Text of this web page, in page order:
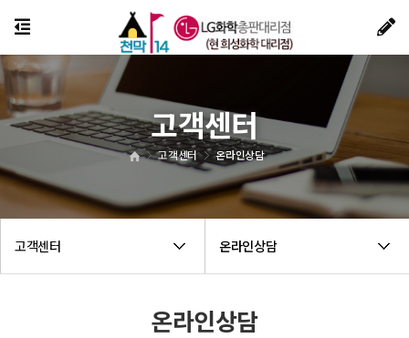
고객센터 온라인상담
고객센터 온라인상담
고객센터
온라인상담